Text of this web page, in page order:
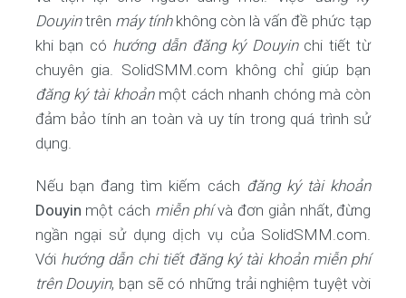
Douyintrên máy tínhkhông còn là vấn đề phức tạp
khi bạn có hướng dẫn đăng ký Douyinchi tiết từ
chuyên gia. SolidSMM.com không chỉ giúp bạn
đăng ký tài khoảnmột cách nhanh chóng mà còn
đảm bảo tính an toàn và uy tín trong quá trình sử
dụng.
Nếu bạn đang tìm kiếm cách đăng ký tài khoản
Douyin một cách miễn phívà đơn giản nhất, đừng
ngần ngại sử dụng dịch vụ của SolidSMM.com.
Với hướng dẫn chi tiết đăng ký tài khoản miễn phí
trên Douyin, bạn sẽ có những trải nghiệm tuyệt vời